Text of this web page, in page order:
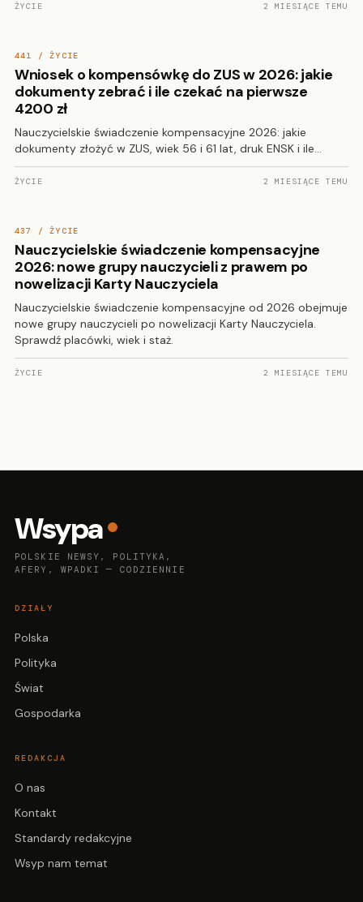
ŻYCIE 2 MIESIĄCE TEMU
441 / ŻYCIE
Wniosek o kompensówkę do ZUS w 2026: jakie
dokumenty zebrać i ile czekać na pierwsze
4200 zł
Nauczycielskie świadczenie kompensacyjne 2026: jakie
dokumenty złożyć w ZUS, wiek 56 i 61 lat, druk ENSK i ile…
ŻYCIE 2 MIESIĄCE TEMU
437 / ŻYCIE
Nauczycielskie świadczenie kompensacyjne
2026: nowe grupy nauczycieli z prawem po
nowelizacji Karty Nauczyciela
Nauczycielskie świadczenie kompensacyjne od 2026 obejmuje
nowe grupy nauczycieli po nowelizacji Karty Nauczyciela.
Sprawdź placówki, wiek i staż.
ŻYCIE 2 MIESIĄCE TEMU
Wsypa
POLSKIE NEWSY, POLITYKA,
AFERY, WPADKI — CODZIENNIE
DZIAŁY
Polska
Polityka
Świat
Gospodarka
REDAKCJA
O nas
Kontakt
Standardy redakcyjne
Wsyp nam temat